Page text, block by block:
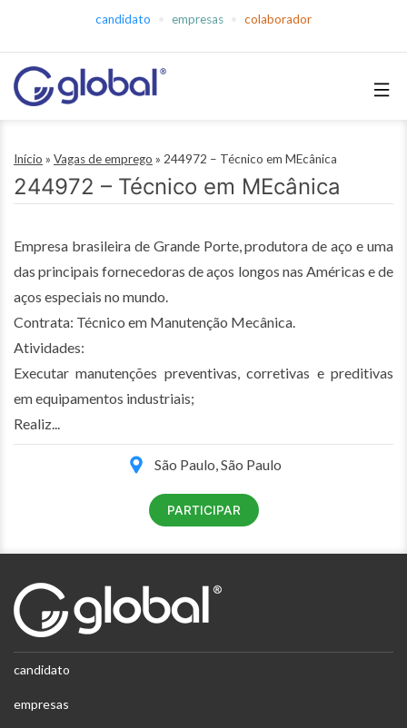
conteúdo
candidato empresas colaborador
Empregos
Início » Vagas de emprego » 244972 – Técnico em MEcânica
244972 – Técnico em MEcânica
Empresa brasileira de Grande Porte, produtora de aço e uma
das principais fornecedoras de aços longos nas Américas e de
aços especiais no mundo.
Contrata: Técnico em Manutenção Mecânica.
Atividades:
Executar manutenções preventivas, corretivas e preditivas
em equipamentos industriais;
Realiz...
São Paulo, São Paulo
PARTICIPAR
candidato
empresas